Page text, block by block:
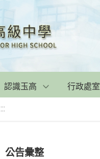
認識玉高 行政處室
:::
公告彙整